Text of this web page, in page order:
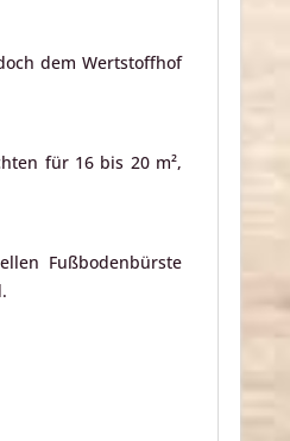
dem Wertstoffhof
für 16 bis 20 m²,
Fußbodenbürste